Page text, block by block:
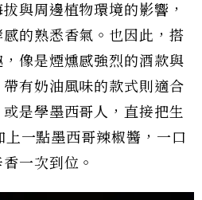
與周邊植物環境的影響，
的熟悉香氣。也因此，搭
像是煙燻感強烈的酒款與
有奶油風味的款式則適合
是學墨西哥人，直接把生
一點墨西哥辣椒醬，一口
一次到位。